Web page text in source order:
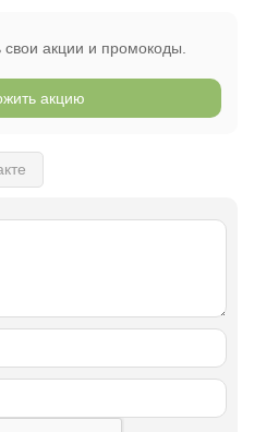
акции и промокоды.
акцию
обзор и зарабатывайт